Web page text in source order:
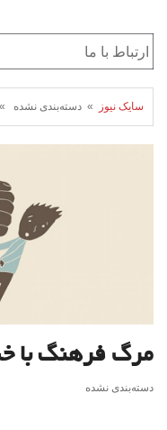
سایک نیوز » دسته‌بندی نشده
مرگ فرهنگ با
دسته‌بندی نشده